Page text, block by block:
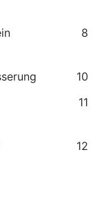
8
10
11
12